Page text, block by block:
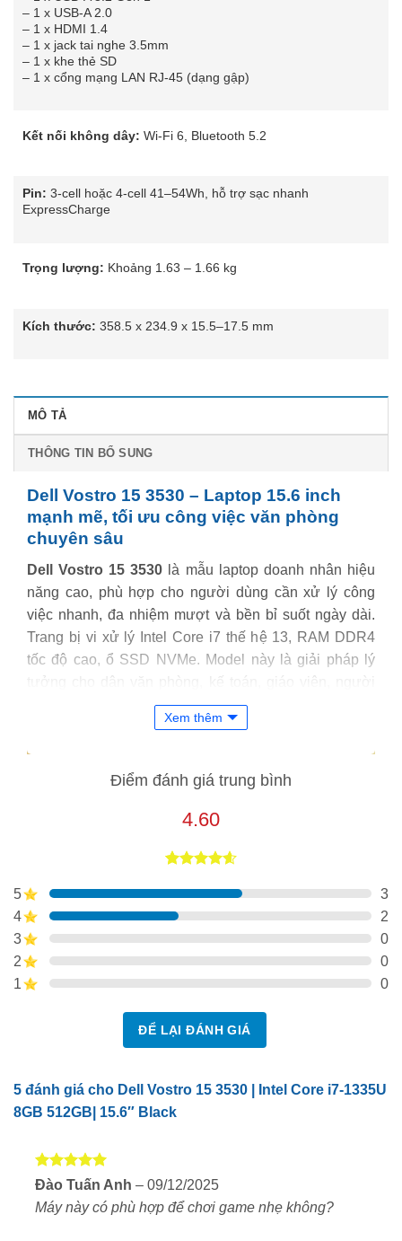
MÔ TẢ
THÔNG TIN BỔ SUNG
Dell Vostro 15 3530 – Laptop 15.6 inch
mạnh mẽ, tối ưu công việc văn phòng
chuyên sâu
Dell Vostro 15 3530 là mẫu laptop doanh nhân hiệu
năng cao, phù hợp cho người dùng cần xử lý công
việc nhanh, đa nhiệm mượt và bền bỉ suốt ngày dài.
Trang bị vi xử lý Intel Core i7 thế hệ 13, RAM DDR4
tốc độ cao, ổ SSD NVMe. Model này là giải pháp lý
tưởng cho dân văn phòng, kế toán, giáo viên, người
làm việc từ xa hoặc sinh viên chuyên ngành kỹ thuật.
Thiết kế thanh lịch – Chắc chắn, dễ mang theo
Dell Vostro 15 3530 sở hữu thiết kế hiện đại với vỏ
màu đen. Ngoại hình đơn giản nhưng toát lên sự cứng
Xem thêm
Điểm đánh giá trung bình
4.60
5 dựa trên
5
3
4
2
3
0
2
0
1
0
ĐỂ LẠI ĐÁNH GIÁ
5 đánh giá cho Dell Vostro 15 3530 | Intel Core i7-1335U
8GB 512GB| 15.6″ Black
Được xếp
sao
Đào Tuấn Anh – 09/12/2025
Máy này có phù hợp để chơi game nhẹ không?
– 1 x USB-A 2.0
– 1 x HDMI 1.4
– 1 x jack tai nghe 3.5mm
– 1 x khe thẻ SD
– 1 x cổng mạng LAN RJ-45 (dạng gập)
Kết nối không dây: Wi-Fi 6, Bluetooth 5.2
Pin: 3-cell hoặc 4-cell 41–54Wh, hỗ trợ sạc nhanh
ExpressCharge
Trọng lượng: Khoảng 1.63 – 1.66 kg
Kích thước: 358.5 x 234.9 x 15.5–17.5 mm